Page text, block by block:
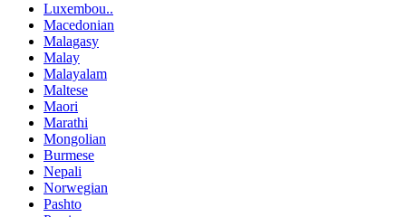
Luxembou..
Macedonian
Malagasy
Malay
Malayalam
Maltese
Maori
Marathi
Mongolian
Burmese
Nepali
Norwegian
Pashto